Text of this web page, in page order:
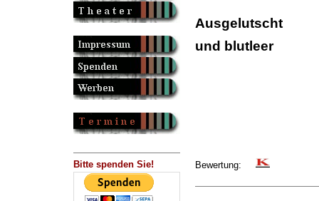
Bitte spenden Sie!
Ausgelutscht
und blutleer
Bewertung: